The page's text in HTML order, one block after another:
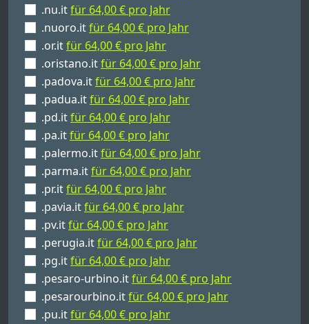
.nu.itfür 64,00 € pro Jahr
.nuoro.itfür 64,00 € pro Jahr
.or.itfür 64,00 € pro Jahr
.oristano.itfür 64,00 € pro Jahr
.padova.itfür 64,00 € pro Jahr
.padua.itfür 64,00 € pro Jahr
.pd.itfür 64,00 € pro Jahr
.pa.itfür 64,00 € pro Jahr
.palermo.itfür 64,00 € pro Jahr
.parma.itfür 64,00 € pro Jahr
.pr.itfür 64,00 € pro Jahr
.pavia.itfür 64,00 € pro Jahr
.pv.itfür 64,00 € pro Jahr
.perugia.itfür 64,00 € pro Jahr
.pg.itfür 64,00 € pro Jahr
.pesaro-urbino.itfür 64,00 € pro Jahr
.pesarourbino.itfür 64,00 € pro Jahr
.pu.itfür 64,00 € pro Jahr